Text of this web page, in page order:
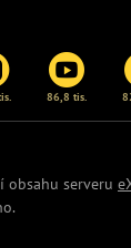
86,8 tis.
obsahu serveru